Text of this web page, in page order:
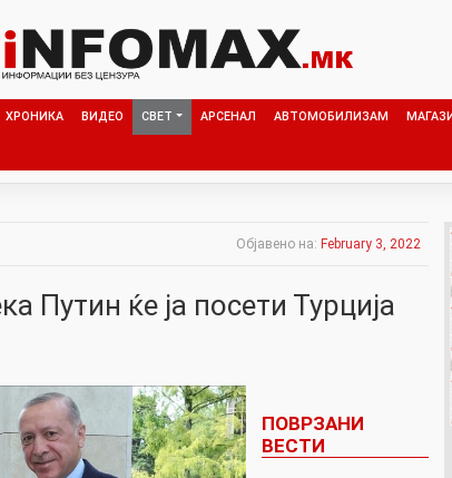
ХРОНИКА ВИДЕО СВЕТ АРСЕНАЛ АВТОМОБИЛИЗАМ
Објавено на: February 3, 2022
Путин ќе ја посети Турција
ПОВРЗАНИ
ВЕСТИ